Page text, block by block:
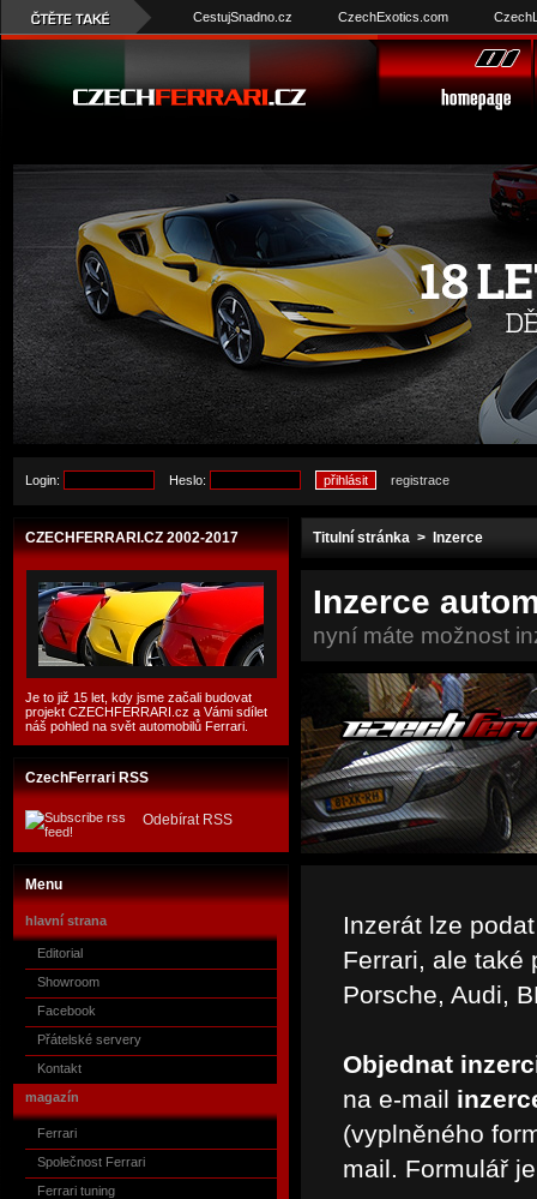
CestujSnadno.cz CzechExotics.com
Login: Heslo: registrace
CZECHFERRARI.CZ 2002-2017
Je to již 15 let, kdy jsme začali budovat
projekt CZECHFERRARI.cz a Vámi sdílet
náš pohled na svět automobilů Ferrari.
CzechFerrari RSS
Odebírat RSS
Menu
hlavní strana
Editorial
Showroom
Facebook
Přátelské servery
Kontakt
magazín
Ferrari
Společnost Ferrari
Ferrari tuning
Titulní stránka > Inzerce
Inzerce
nyní máte možnost
Inzerát lze
Ferrari, ale také
Porsche, Audi,
Objednat
na e-mail
(vyplněného
mail. Formulář